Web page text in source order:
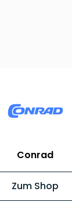
Conrad
Zum Shop